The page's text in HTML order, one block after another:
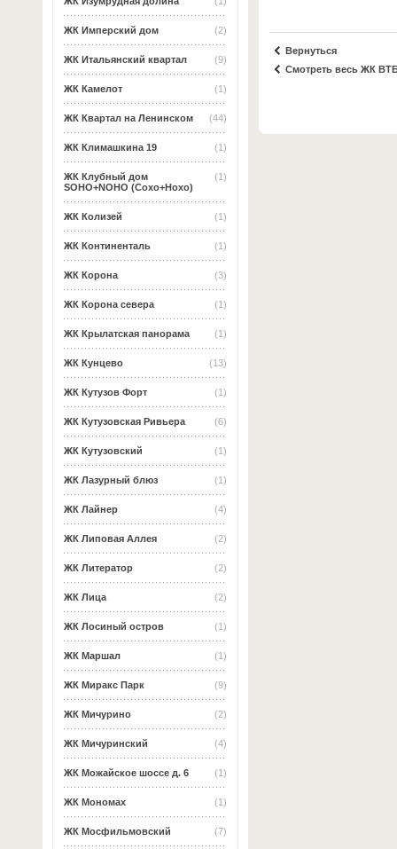
(2)
ЖК Имперский дом
(9)
ЖК Итальянский квартал
(1)
ЖК Камелот
(44)
ЖК Квартал на Ленинском
(1)
ЖК Климашкина 19
(1)
ЖК Клубный дом
SOHO+NOHO (Сохо+Нохо)
(1)
ЖК Колизей
(1)
ЖК Континенталь
(3)
ЖК Корона
(1)
ЖК Корона севера
(1)
ЖК Крылатская панорама
(13)
ЖК Кунцево
(1)
ЖК Кутузов Форт
(6)
ЖК Кутузовская Ривьера
(1)
ЖК Кутузовский
(1)
ЖК Лазурный блюз
(4)
ЖК Лайнер
(2)
ЖК Липовая Аллея
(2)
ЖК Литератор
(2)
ЖК Лица
(1)
ЖК Лосиный остров
(1)
ЖК Маршал
(9)
ЖК Миракс Парк
(2)
ЖК Мичурино
(4)
ЖК Мичуринский
(1)
ЖК Можайское шоссе д. 6
(1)
ЖК Мономах
(7)
ЖК Мосфильмовский
Вернуться
Смотреть весь ЖК